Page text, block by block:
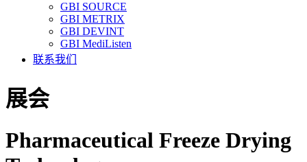
GBI SOURCE
GBI METRIX
GBI DEVINT
GBI MediListen
联系我们
展会
Pharmaceutical Freeze Drying